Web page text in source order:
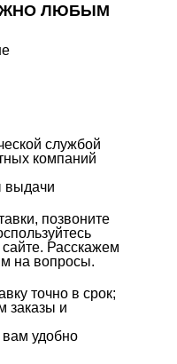
ЛЮБЫМ
службой
компаний
выдачи
позвоните
Расскажем
на вопросы.
точно в срок;
заказы и
вам удобно